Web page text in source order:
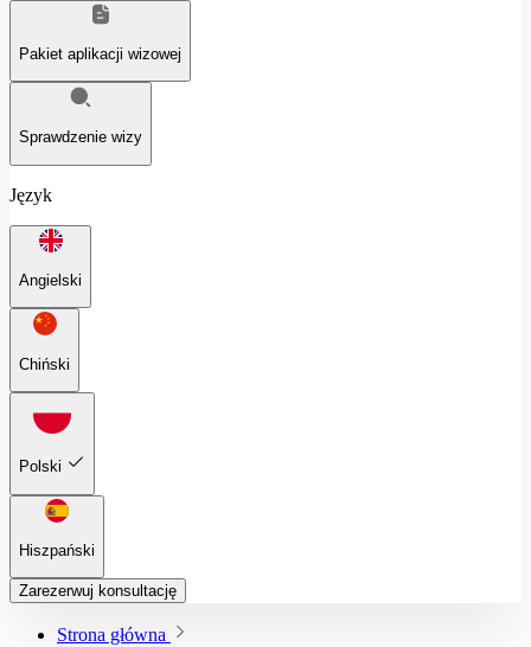
Pakiet aplikacji wizowej
Sprawdzenie wizy
Język
Angielski
Chiński
Polski
Hiszpański
Zarezerwuj konsultację
Strona główna